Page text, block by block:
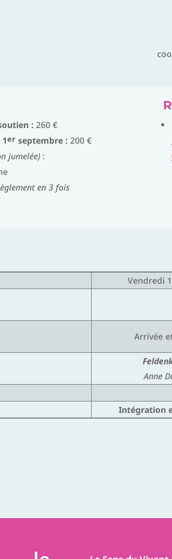
: 260 €
1er septembre : 200 €
jumelée) :
en 3 fois
Vendredi
Arrivée
Anne
Intégration